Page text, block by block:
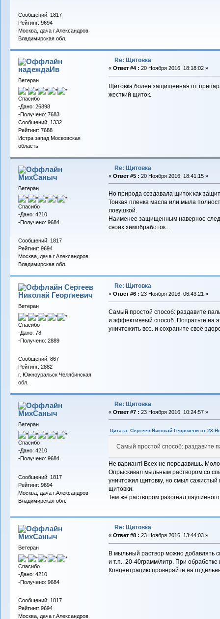
Сообщений: 1817
Рейтинг: 9694
Москва, дача г.Александров
Владимирская обл.
надеждаИв
Ветеран
Спасибо
-Дано: 26898
-Получено: 7683
Сообщений: 1332
Рейтинг: 7688
Истра запад Московская
область
Re: Щитовка
« Ответ #4 : 20 Ноября 2016, 18:18:02 »
Щитовка более защищенная от
жесткий щиток.
МихСаныч
Ветеран
Спасибо
-Дано: 4210
-Получено: 9684
Сообщений: 1817
Рейтинг: 9694
Москва, дача г.Александров
Владимирская обл.
Re: Щитовка
« Ответ #5 : 20 Ноября 2016, 18:41:15 »
Но природа создавала щиток как
Тонкая пленка масла или мыла
ловушкой.
Наименее защищенным наверное
своих химобработок...
Сергеев
Николай Георгиевич
Ветеран
Спасибо
-Дано: 78
-Получено: 2889
Сообщений: 867
Рейтинг: 2882
г. Южноуральск Челябинская
обл.
Re: Щитовка
« Ответ #6 : 23 Ноября 2016, 06:43:21 »
Самый простой способ: раздавите
и эффективеый способ. Потратьте на
уничтожить все. и сохраните своё
МихСаныч
Ветеран
Спасибо
-Дано: 4210
-Получено: 9684
Сообщений: 1817
Рейтинг: 9694
Москва, дача г.Александров
Владимирская обл.
Re: Щитовка
« Ответ #7 : 23 Ноября 2016, 10:24:57 »
Цитата: Сергеев Николай Георгиеви от 23
Самый простой способ: раздавите
Не вариант! Всех не передавишь.
Опрыскивал мыльным раствором со
уничтожил щитовку, но смыл сажистый
щитовки.
Тем же раствором разогнал
МихСаныч
Ветеран
Спасибо
-Дано: 4210
-Получено: 9684
Сообщений: 1817
Рейтинг: 9694
Москва, дача г.Александров
Re: Щитовка
« Ответ #8 : 23 Ноября 2016, 13:44:03 »
В мыльный раствор можно добавлять
и т.п., 20-40грамм/литр. При
Концентрацию проверяйте на